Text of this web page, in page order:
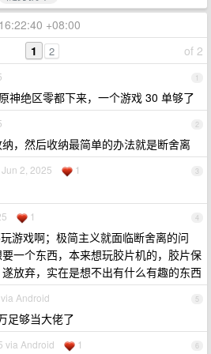
+08:00
of 2
1 2
1
神绝区零都下来，一个游戏 30 单够了
2
，然后收纳最简单的办法就是断舍离
3
Jun 2, 2025 1
4
1
游戏啊；极简主义就面临断舍离的问
一个东西，本来想玩胶片机的，胶片保
放弃，实在是想不出有什么有趣的东西
5
Android
足够当大佬了
6
via Android 1